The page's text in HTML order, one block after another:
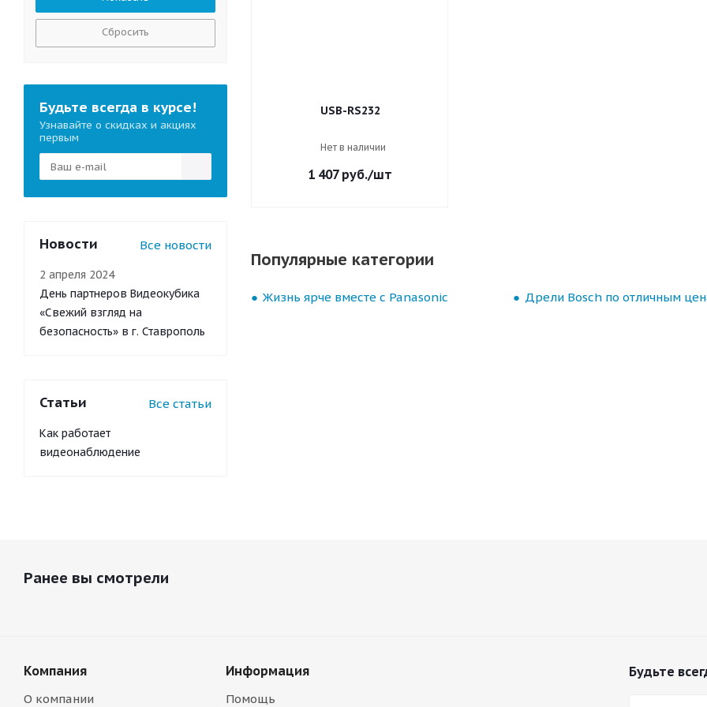
USB-RS232
Нет в наличии
1 407руб./шт
Популярные категории
Жизнь ярче вместе с Panasonic Дрели Bosch по отличным
Сбросить
Будьте всегда в курсе!
Узнавайте о скидках и акциях
первым
Новости Все новости
2 апреля 2024
День партнеров Видеокубика
«Свежий взгляд на
безопасность» в г. Ставрополь
Статьи Все статьи
Как работает
видеонаблюдение
Ранее вы смотрели
Компания
О компании
Информация
Помощь
Будьте